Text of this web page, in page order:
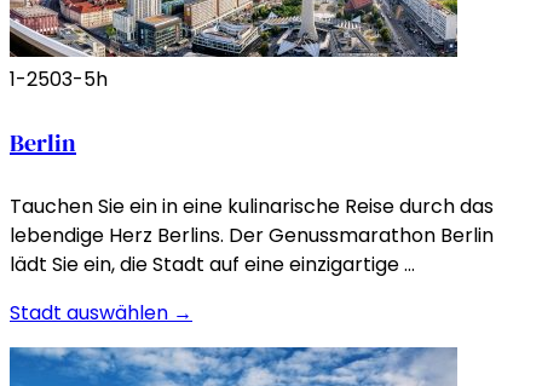
1-2503-5h
Berlin
Tauchen Sie ein in eine kulinarische Reise durch das
lebendige Herz Berlins. Der Genussmarathon Berlin
lädt Sie ein, die Stadt auf eine einzigartige …
Stadt auswählen →